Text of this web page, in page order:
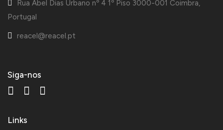
Rua Abel Dias Urbano nº 4 1º Piso 3000-001 Coimbra,
Portugal
reacel@reacel.pt
Siga-nos
Links